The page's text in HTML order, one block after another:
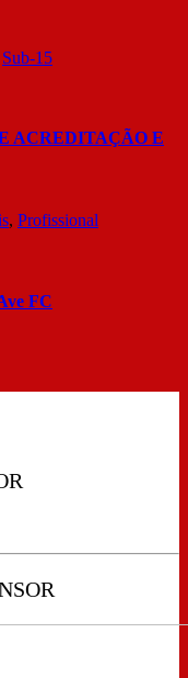
Sub-15
ACREDITAÇÃO E
, Profissional
FC